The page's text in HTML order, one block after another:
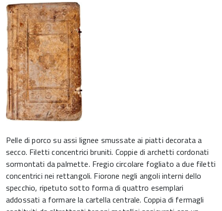
Pelle di porco su assi lignee smussate ai piatti decorata a
secco. Filetti concentrici bruniti. Coppie di archetti cordonati
sormontati da palmette. Fregio circolare fogliato a due filetti
concentrici nei rettangoli. Fiorone negli angoli interni dello
specchio, ripetuto sotto forma di quattro esemplari
addossati a formare la cartella centrale. Coppia di fermagli